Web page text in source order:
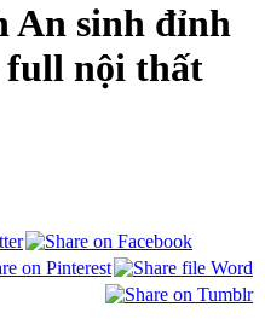
An sinh đỉnh
full nội thất